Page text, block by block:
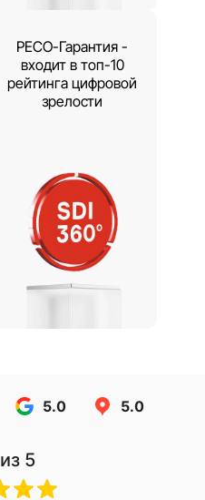
РЕСО-Гарантия -
входит в топ-10
рейтинга цифровой
зрелости
5.0 5.0
из 5